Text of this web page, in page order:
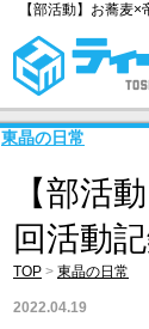
【部活動】お蕎麦
東晶の日常
【部活
回活動
TOP > 東晶の日常
2022.04.19